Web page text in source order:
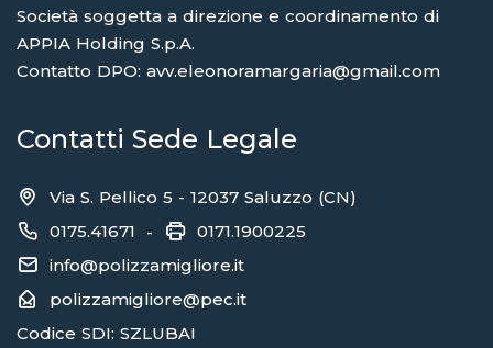
Società soggetta a direzione e coordinamento di
APPIA Holding S.p.A.
Contatto DPO: avv.eleonoramargaria@gmail.com
Contatti Sede Legale
Via S. Pellico 5 - 12037 Saluzzo (CN)
0175.41671 -
0171.1900225
info@polizzamigliore.it
polizzamigliore@pec.it
Codice SDI: SZLUBAI